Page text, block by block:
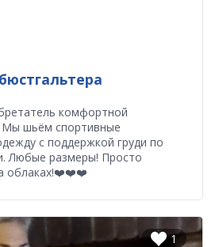
комфортной
Мы шьём спортивные
с поддержкой груди по
Любые размеры! Просто
облаках!❤️❤️❤️
1